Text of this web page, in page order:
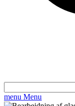
efter:
menu Menu